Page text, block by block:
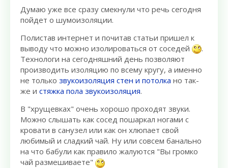
Думаю уже все сразу смекнули что речь сегодня
пойдет о шумоизоляции.
Полистав интернет и почитав статьи пришел к
выводу что можно изолироваться от соседей
.
Технологи на сегодняшний день позволяют
производить изоляцию по всему кругу, а именно
не только звукоизоляция стен и потолка но так-
же и стяжка пола звукоизоляция.
В "хрущевках" очень хорошо проходят звуки.
Можно слышать как сосед пошаркал ногами с
кровати в санузел или как он хлюпает свой
любимый и сладкий чай. Ну или совсем банально
на что бабули как правило жалуются "Вы громко
чай размешиваете"